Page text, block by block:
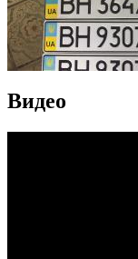
Видео